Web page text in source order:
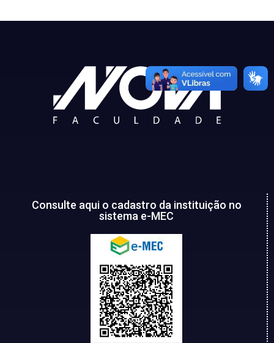
Consulte aqui o cadastro da instituição no
sistema e-MEC